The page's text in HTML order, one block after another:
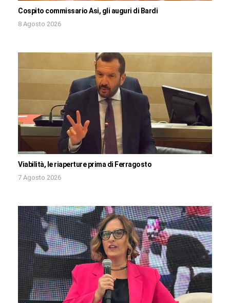
Cospito commissario Asi, gli auguri di Bardi
8 Agosto 2026
Viabilità, le riaperture prima di Ferragosto
7 Agosto 2026